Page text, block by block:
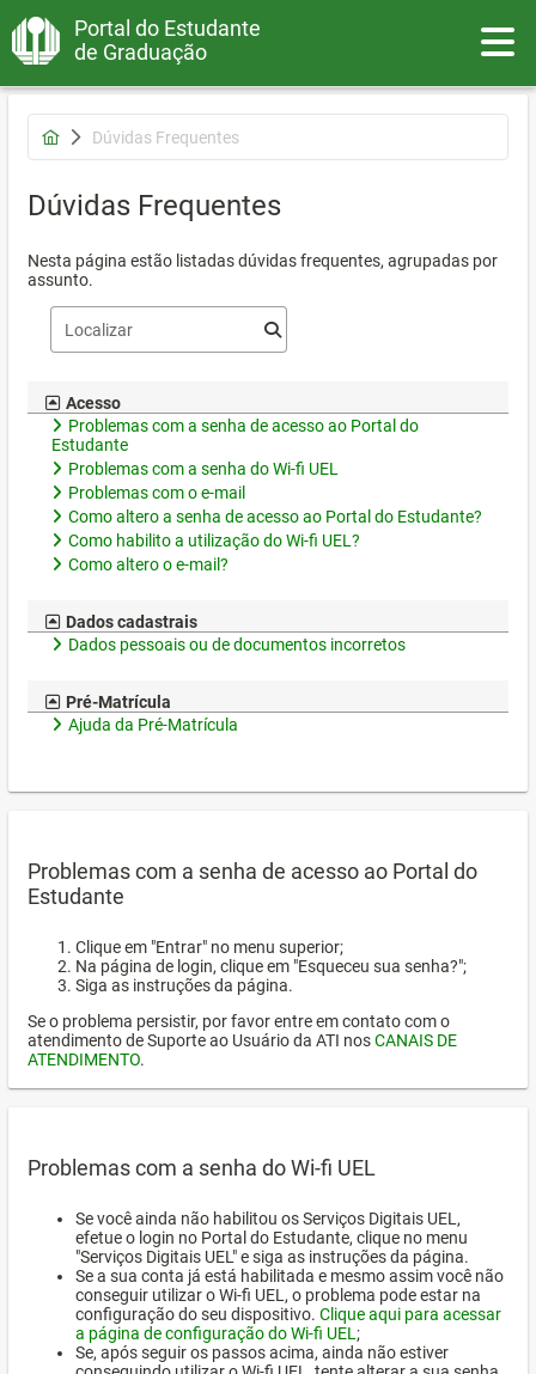
Portal do Estudante
de Graduação
Dúvidas Frequentes
Dúvidas Frequentes
Nesta página estão listadas dúvidas frequentes, agrupadas por
assunto.
Acesso
Problemas com a senha de acesso ao Portal do
Estudante
Problemas com a senha do Wi-fi UEL
Problemas com o e-mail
Como altero a senha de acesso ao Portal do Estudante?
Como habilito a utilização do Wi-fi UEL?
Como altero o e-mail?
Dados cadastrais
Dados pessoais ou de documentos incorretos
Pré-Matrícula
Ajuda da Pré-Matrícula
Problemas com a senha de acesso ao Portal do
Estudante
Clique em "Entrar" no menu superior;
Na página de login, clique em "Esqueceu sua senha?";
Siga as instruções da página.
Se o problema persistir, por favor entre em contato com o
atendimento de Suporte ao Usuário da ATI nosCANAIS DE
ATENDIMENTO.
Problemas com a senha do Wi-fi UEL
Se você ainda não habilitou os Serviços Digitais UEL,
efetue o login no Portal do Estudante, clique no menu
"Serviços Digitais UEL" e siga as instruções da página.
Se a sua conta já está habilitada e mesmo assim você não
conseguir utilizar o Wi-fi UEL, o problema pode estar na
configuração do seu dispositivo. Clique aqui para acessar
a página de configuração do Wi-fi UEL ;
Se, após seguir os passos acima, ainda não estiver